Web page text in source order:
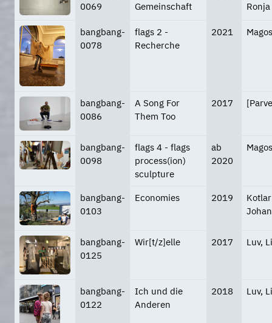
0069
Gemeinschaft
Ronja
bangbang-
0078
flags 2 -
Recherche
2021
bangbang-
0086
A Song For
Them Too
2017
bangbang-
0098
flags 4 - flags
process(ion)
sculpture
ab
2020
bangbang-
0103
Economies 2019
bangbang-
0125
Wir[t/z]elle 2017 Luv,
bangbang-
0122
Ich und die
Anderen
2018 Luv,